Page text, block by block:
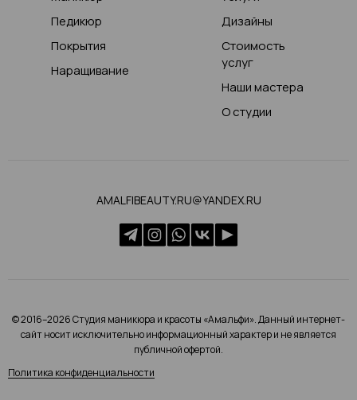
Педикюр
Покрытия
Наращивание
Дизайны
Стоимость
услуг
Наши мастера
О студии
AMALFIBEAUTY.RU@YANDEX.RU
© 2016–2026 Студия маникюра и красоты «Амальфи». Данный интернет-
сайт носит исключительно информационный характер и не является
публичной офертой.
Политика конфиденциальности